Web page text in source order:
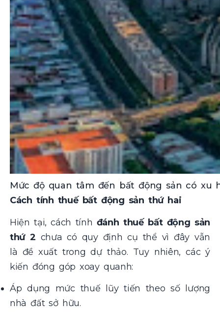
Mức độ quan tâm đến bất động sản có xu
Cách tính thuế bất động sản thứ hai
Hiện tại, cách tính đánh thuế bất động sản
thứ 2 chưa có quy định cụ thể vì đây vẫn
là đề xuất trong dự thảo. Tuy nhiên, các ý
kiến đóng góp xoay quanh:
Áp dụng mức thuế lũy tiến theo số lượng
nhà đất sở hữu.